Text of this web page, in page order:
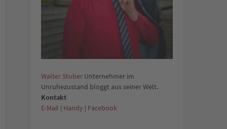
Walter Stuber Unternehmer im
Unruhezustand bloggt aus seiner Welt.
Kontakt
E-Mail | Handy | Facebook